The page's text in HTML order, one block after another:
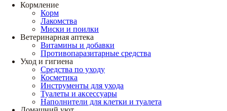
Кормление
Корм
Лакомства
Миски и поилки
Ветеринарная аптека
Витамины и добавки
Противопаразитарные средства
Уход и гигиена
Средства по уходу
Косметика
Инструменты для ухода
Туалеты и аксессуары
Наполнители для клетки и туалета